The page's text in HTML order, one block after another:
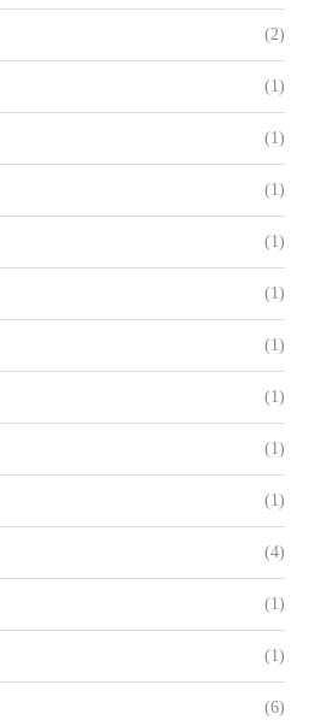
(2)
(1)
(1)
(1)
(1)
(1)
(1)
(1)
(1)
(1)
(4)
(1)
(1)
(6)